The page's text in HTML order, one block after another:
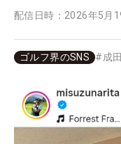
配信日時： 2026年5月
ゴルフ界のSNS # 成